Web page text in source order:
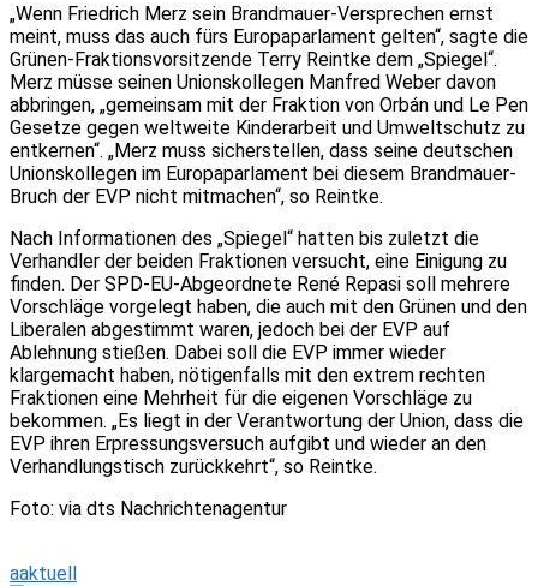
„Wenn Friedrich Merz sein Brandmauer-Versprechen ernst
meint, muss das auch fürs Europaparlament gelten“, sagte die
Grünen-Fraktionsvorsitzende Terry Reintke dem „Spiegel“.
Merz müsse seinen Unionskollegen Manfred Weber davon
abbringen, „gemeinsam mit der Fraktion von Orbán und Le Pen
Gesetze gegen weltweite Kinderarbeit und Umweltschutz zu
entkernen“. „Merz muss sicherstellen, dass seine deutschen
Unionskollegen im Europaparlament bei diesem Brandmauer-
Bruch der EVP nicht mitmachen“, so Reintke.
Nach Informationen des „Spiegel“ hatten bis zuletzt die
Verhandler der beiden Fraktionen versucht, eine Einigung zu
finden. Der SPD-EU-Abgeordnete René Repasi soll mehrere
Vorschläge vorgelegt haben, die auch mit den Grünen und den
Liberalen abgestimmt waren, jedoch bei der EVP auf
Ablehnung stießen. Dabei soll die EVP immer wieder
klargemacht haben, nötigenfalls mit den extrem rechten
Fraktionen eine Mehrheit für die eigenen Vorschläge zu
bekommen. „Es liegt in der Verantwortung der Union, dass die
EVP ihren Erpressungsversuch aufgibt und wieder an den
Verhandlungstisch zurückkehrt“, so Reintke.
Foto: via dts Nachrichtenagentur
aaktuell